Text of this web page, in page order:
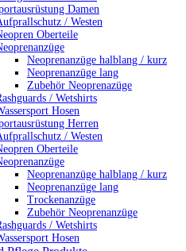
Damen
/ Westen
Oberteile
Neoprenanzüge halblang / kurz
Neoprenanzüge lang
Zubehör Neoprenazüge
/ Wetshirts
Hosen
Herren
/ Westen
Oberteile
Neoprenanzüge halblang / kurz
Neoprenanzüge lang
Trockenanzüge
Zubehör Neoprenanzüge
/ Wetshirts
Hosen